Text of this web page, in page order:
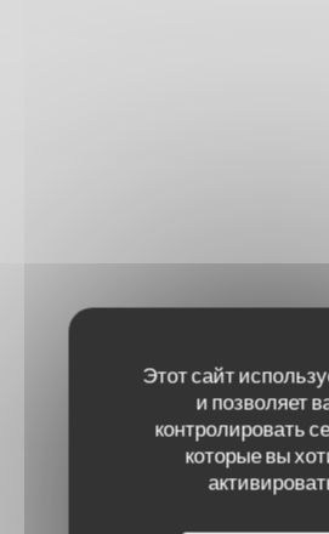
Этот сайт
и позволяет
контролировать
которые вы